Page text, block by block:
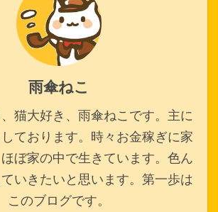
雨傘ねこ
猫大好き、雨傘ねこです。主に
ております。時々お金稼ぎに家
ぼ家の中で生きています。色ん
いきたいと思います。第一歩は
このブログです。